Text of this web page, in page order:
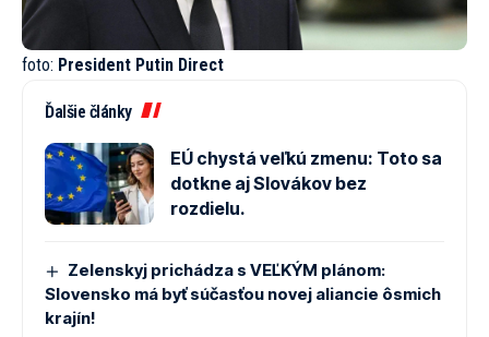
foto: President Putin Direct
Ďalšie články
EÚ chystá veľkú zmenu: Toto sa
dotkne aj Slovákov bez
rozdielu.
Zelenskyj prichádza s VEĽKÝM plánom:
Slovensko má byť súčasťou novej aliancie ôsmich
krajín!